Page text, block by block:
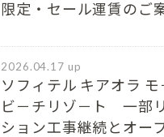
限定・セール運賃のご
2026.04.17 up
ソフィテル キアオラ モ
ビ－チリゾ－ト 一部
ション工事継続とオー